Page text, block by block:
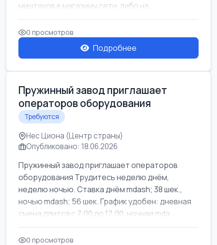
миштахов в магазины сети, либо на...
0 просмотров
Подробнее
Пружинный завод приглашает
операторов оборудования
Требуются
Нес Циона (Центр страны)
Опубликовано: 18.06.2026
Пружинный завод приглашает операторов
оборудования Трудитесь неделю днём,
неделю ночью. Ставка днём mdash; 38 шек.,
ночью mdash; 56 шек. График удобен: дневная
смена длится с 7:00 до 17:00, ночная mda...
0 просмотров